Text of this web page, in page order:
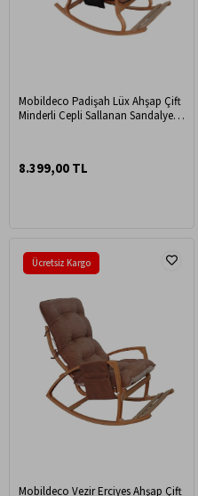
Mobildeco Padişah Lüx Ahşap Çift
Minderli Cepli Sallanan Sandalye
8.399,00 TL
Mobildeco Vezir Erciyes Ahşap Çift
Ücretsiz Kargo